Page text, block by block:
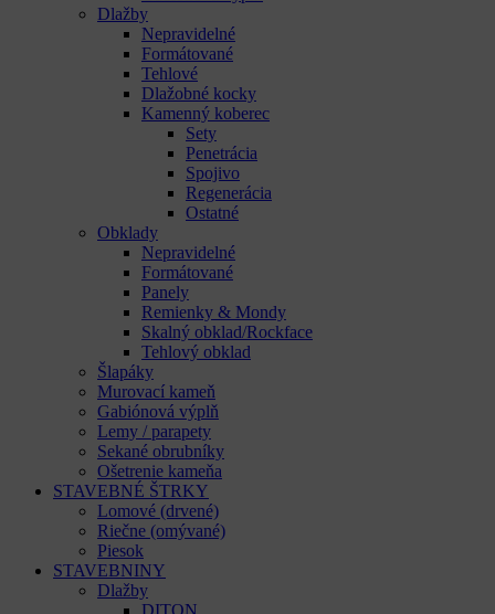
Dlažby
Nepravidelné
Formátované
Tehlové
Dlažobné kocky
Kamenný koberec
Sety
Penetrácia
Spojivo
Regenerácia
Ostatné
Obklady
Nepravidelné
Formátované
Panely
Remienky & Mondy
Skalný obklad/Rockface
Tehlový obklad
Šlapáky
Murovací kameň
Gabiónová výplň
Lemy / parapety
Sekané obrubníky
Ošetrenie kameňa
STAVEBNÉ ŠTRKY
Lomové (drvené)
Riečne (omývané)
Piesok
STAVEBNINY
Dlažby
DITON